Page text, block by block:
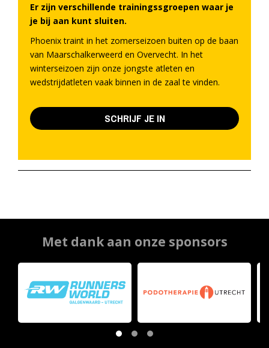
Er zijn verschillende trainingssgroepen waar je
je bij aan kunt sluiten.
Phoenix traint in het zomerseizoen buiten op de baan
van Maarschalkerweerd en Overvecht. In het
winterseizoen zijn onze jongste atleten en
wedstrijdatleten vaak binnen in de zaal te vinden.
SCHRIJF JE IN
Met dank aan onze sponsors